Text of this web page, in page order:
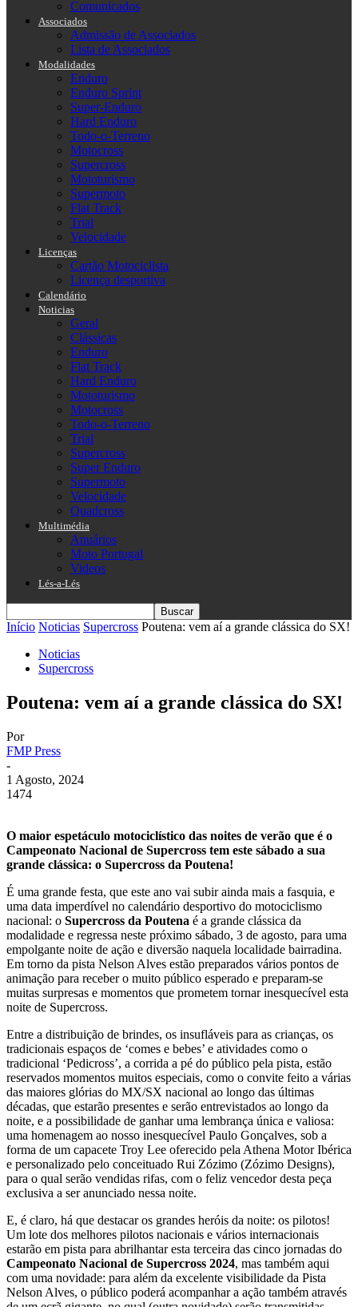
Comunicados
Associados
Admissão de Associados
Lista de Associados
Modalidades
Enduro
Enduro Sprint
Super-Enduro
Hard Enduro
Todo-o-Terreno
Motocross
Supercross
Mototurismo
Supermoto
Flat Track
Trial
Velocidade
Licenças
Cartão Motociclista
Licença desportiva
Calendário
Noticias
Geral
Clássicas
Enduro
Flat Track
Hard Enduro
Mototurismo
Motocross
Todo-o-Terreno
Trial
Supercross
Super Enduro
Supermoto
Velocidade
Quadcross
Multimédia
Anuários
Moto Portugal
Videos
Lés-a-Lés
Início Noticias Supercross Poutena: vem aí a grande clássica do SX!
Noticias
Supercross
Poutena: vem aí a grande clássica do SX!
Por
FMP Press
-
1 Agosto, 2024
1474
O maior espetáculo motociclístico das noites de verão que é o
Campeonato Nacional de Supercross tem este sábado a sua
grande clássica: o Supercross da Poutena!
É uma grande festa, que este ano vai subir ainda mais a fasquia, e
uma data imperdível no calendário desportivo do motociclismo
nacional: o Supercross da Poutena é a grande clássica da
modalidade e regressa neste próximo sábado, 3 de agosto, para uma
empolgante noite de ação e diversão naquela localidade bairradina.
Em torno da pista Nelson Alves estão preparados vários pontos de
animação para receber o muito público esperado e preparam-se
muitas surpresas e momentos que prometem tornar inesquecível esta
noite de Supercross.
Entre a distribuição de brindes, os insufláveis para as crianças, os
tradicionais espaços de ‘comes e bebes’ e atividades como o
tradicional ‘Pedicross’, a corrida a pé do público pela pista, estão
reservados momentos muitos especiais, como o convite feito a várias
das maiores glórias do MX/SX nacional ao longo das últimas
décadas, que estarão presentes e serão entrevistados ao longo da
noite, e a possibilidade de ganhar uma lembrança única e valiosa:
uma homenagem ao nosso inesquecível Paulo Gonçalves, sob a
forma de um capacete Troy Lee oferecido pela Athena Motor Ibérica
e personalizado pelo conceituado Rui Zózimo (Zózimo Designs),
para o qual serão vendidas rifas, com o feliz vencedor desta peça
exclusiva a ser anunciado nessa noite.
E, é claro, há que destacar os grandes heróis da noite: os pilotos!
Um lote dos melhores pilotos nacionais e vários internacionais
estarão em pista para abrilhantar esta terceira das cinco jornadas do
Campeonato Nacional de Supercross 2024, mas também aqui
com uma novidade: para além da excelente visibilidade da Pista
Nelson Alves, o público poderá acompanhar a ação também através